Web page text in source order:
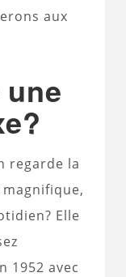
aux
regarde la
Elle
1952 avec